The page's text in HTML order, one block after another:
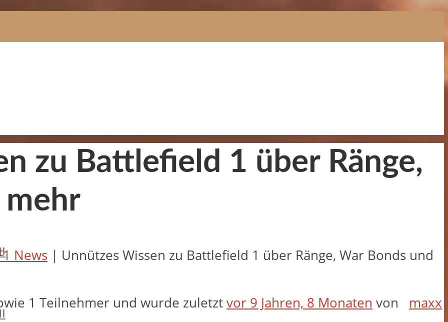
zu Battlefield 1 über Ränge,
mehr
News | Unnützes Wissen zu Battlefield 1 über Ränge, War Bonds und
1 Teilnehmer und wurde zuletzt vor 9 Jahren, 8 Monaten von
maxx